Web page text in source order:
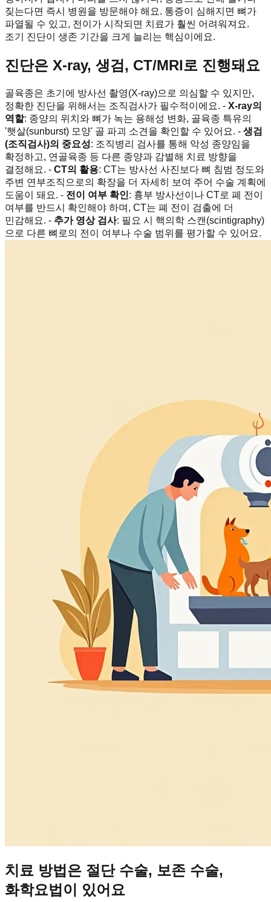
짖는다면 즉시 병원을 방문해야 해요. 통증이 심해지면 뼈가
파열될 수 있고, 전이가 시작되면 치료가 훨씬 어려워져요.
조기 진단이 생존 기간을 크게 늘리는 핵심이에요.
진단은 X-ray, 생검, CT/MRI로 진행돼요
골육종은 초기에 방사선 촬영(X-ray)으로 의심할 수 있지만,
정확한 진단을 위해서는 조직검사가 필수적이에요. - X-ray의
역할: 종양의 위치와 뼈가 녹는 용해성 변화, 골육종 특유의
'햇살(sunburst) 모양' 골 파괴 소견을 확인할 수 있어요. - 생검
(조직검사)의 중요성: 조직병리 검사를 통해 악성 종양임을
확정하고, 연골육종 등 다른 종양과 감별해 치료 방향을
결정해요. - CT의 활용: CT는 방사선 사진보다 뼈 침범 정도와
주변 연부조직으로의 확장을 더 자세히 보여 주어 수술 계획에
도움이 돼요. - 전이 여부 확인: 흉부 방사선이나 CT로 폐 전이
여부를 반드시 확인해야 하며, CT는 폐 전이 검출에 더
민감해요. - 추가 영상 검사: 필요 시 핵의학 스캔(scintigraphy)
으로 다른 뼈로의 전이 여부나 수술 범위를 평가할 수 있어요.
치료 방법은 절단 수술, 보존 수술,
화학요법이 있어요